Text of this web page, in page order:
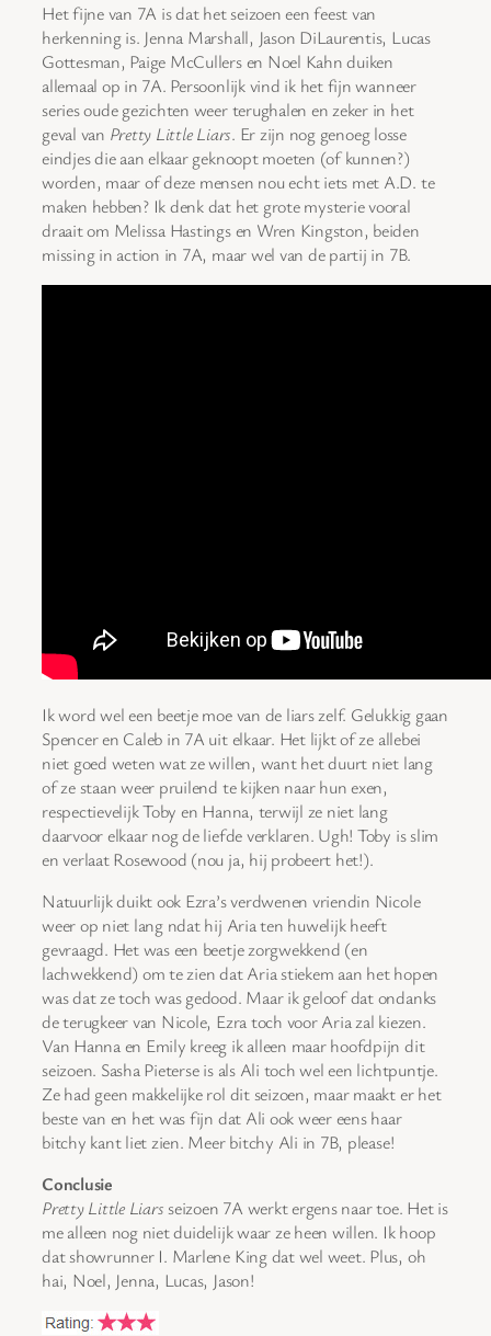
Het fijne van 7A is dat het seizoen een feest van
herkenning is. Jenna Marshall, Jason DiLaurentis, Lucas
Gottesman, Paige McCullers en Noel Kahn duiken
allemaal op in 7A. Persoonlijk vind ik het fijn wanneer
series oude gezichten weer terughalen en zeker in het
geval van Pretty Little Liars. Er zijn nog genoeg losse
eindjes die aan elkaar geknoopt moeten (of kunnen?)
worden, maar of deze mensen nou echt iets met A.D. te
maken hebben? Ik denk dat het grote mysterie vooral
draait om Melissa Hastings en Wren Kingston, beiden
missing in action in 7A, maar wel van de partij in 7B.
Ik word wel een beetje moe van de liars zelf. Gelukkig gaan
Spencer en Caleb in 7A uit elkaar. Het lijkt of ze allebei
niet goed weten wat ze willen, want het duurt niet lang
of ze staan weer pruilend te kijken naar hun exen,
respectievelijk Toby en Hanna, terwijl ze niet lang
daarvoor elkaar nog de liefde verklaren. Ugh! Toby is slim
en verlaat Rosewood (nou ja, hij probeert het!).
Natuurlijk duikt ook Ezra’s verdwenen vriendin Nicole
weer op niet lang ndat hij Aria ten huwelijk heeft
gevraagd. Het was een beetje zorgwekkend (en
lachwekkend) om te zien dat Aria stiekem aan het hopen
was dat ze toch was gedood. Maar ik geloof dat ondanks
de terugkeer van Nicole, Ezra toch voor Aria zal kiezen.
Van Hanna en Emily kreeg ik alleen maar hoofdpijn dit
seizoen. Sasha Pieterse is als Ali toch wel een lichtpuntje.
Ze had geen makkelijke rol dit seizoen, maar maakt er het
beste van en het was fijn dat Ali ook weer eens haar
bitchy kant liet zien. Meer bitchy Ali in 7B, please!
Conclusie
Pretty Little Liarsseizoen 7A werkt ergens naar toe. Het is
me alleen nog niet duidelijk waar ze heen willen. Ik hoop
dat showrunner I. Marlene King dat wel weet. Plus, oh
hai, Noel, Jenna, Lucas, Jason!